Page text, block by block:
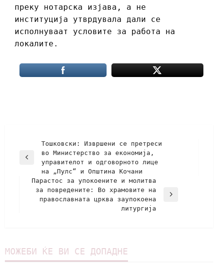
преку нотарска изјава, а не
институција утврдувала дали се
исполнуваат условите за работа на
локалите.
Тошковски: Извршени се претреси
во Министерство за економија,
управителот и одговорното лице
на „Пулс“ и Општина Кочани
Парастос за упокоените и молитва
за повредените: Во храмовите на
православната црква заупокоена
литургија
МОЖЕБИ ЌЕ ВИ СЕ ДОПАДНЕ